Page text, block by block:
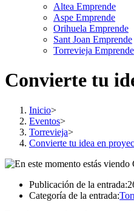
Altea Emprende
Aspe Emprende
Orihuela Emprende
Sant Joan Emprende
Torrevieja Emprende
Convierte tu
Inicio>
Eventos>
Torrevieja>
Convierte tu idea en
Publicación de la entrada:
Categoría de la entrada: